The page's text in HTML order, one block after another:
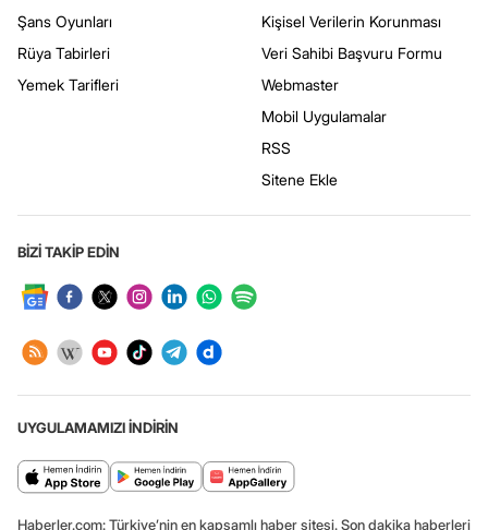
Şans Oyunları
Rüya Tabirleri
Yemek Tarifleri
Kişisel Verilerin Korunması
Veri Sahibi Başvuru Formu
Webmaster
Mobil Uygulamalar
RSS
Sitene Ekle
BİZİ TAKİP EDİN
UYGULAMAMIZI İNDİRİN
Haberler.com: Türkiye’nin en kapsamlı haber sitesi. Son dakika haberleri